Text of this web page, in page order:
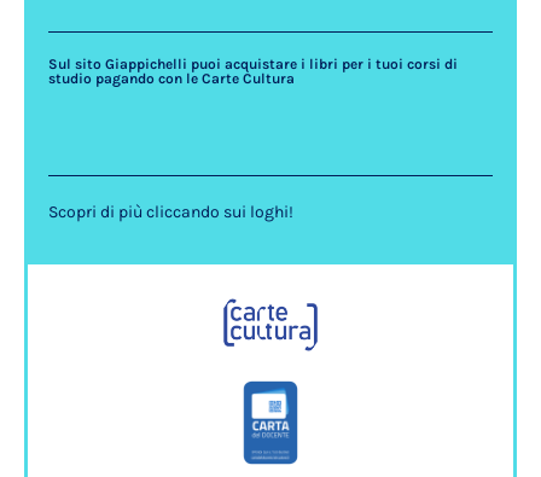
Sul sito Giappichelli puoi acquistare i libri per i tuoi corsi di
studio pagando con le Carte Cultura
Scopri di più cliccando sui loghi!